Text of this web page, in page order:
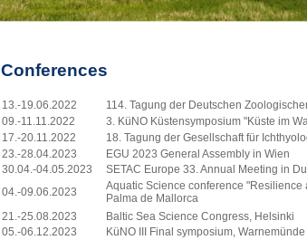
Conferences
13.-19.06.2022
114. Tagung der Deutschen
09.-11.11.2022
3. KüNO Küstensymposium "Küste im
17.-20.11.2022
18. Tagung der Gesellschaft für
23.-28.04.2023
EGU 2023 General Assembly in Wien
30.04.-04.05.2023
SETAC Europe 33. Annual Meeting in
04.-09.06.2023
Aquatic Science conference "Resilience
Palma de Mallorca
21.-25.08.2023
Baltic Sea Science Congress, Helsinki
05.-06.12.2023
KüNO III Final symposium, Warnemünde